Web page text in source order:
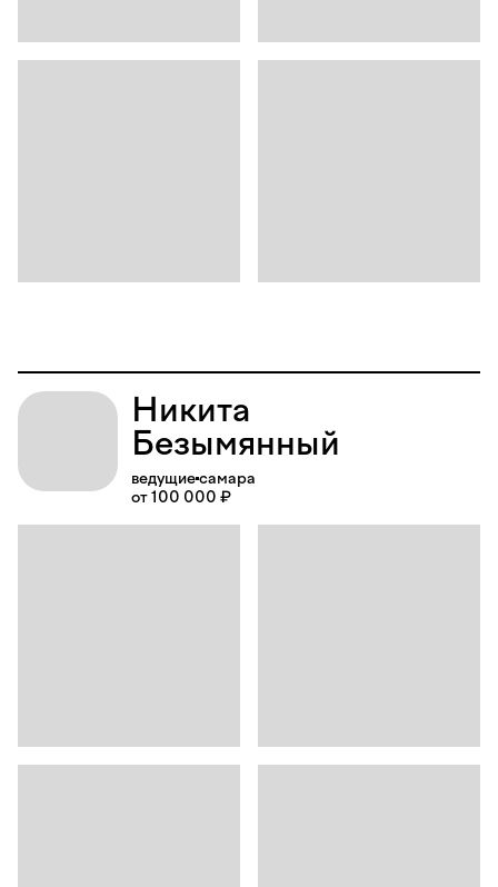
Никита
Безымянный
ведущиесамара
от 100 000 ₽